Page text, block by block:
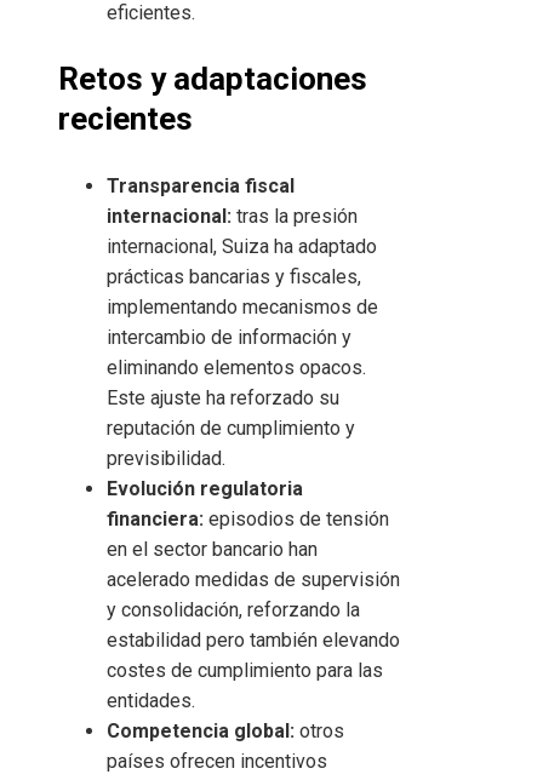
eficientes.
Retos y adaptaciones
recientes
Transparencia fiscal
internacional: tras la presión
internacional, Suiza ha adaptado
prácticas bancarias y fiscales,
implementando mecanismos de
intercambio de información y
eliminando elementos opacos.
Este ajuste ha reforzado su
reputación de cumplimiento y
previsibilidad.
Evolución regulatoria
financiera: episodios de tensión
en el sector bancario han
acelerado medidas de supervisión
y consolidación, reforzando la
estabilidad pero también elevando
costes de cumplimiento para las
entidades.
Competencia global: otros
países ofrecen incentivos